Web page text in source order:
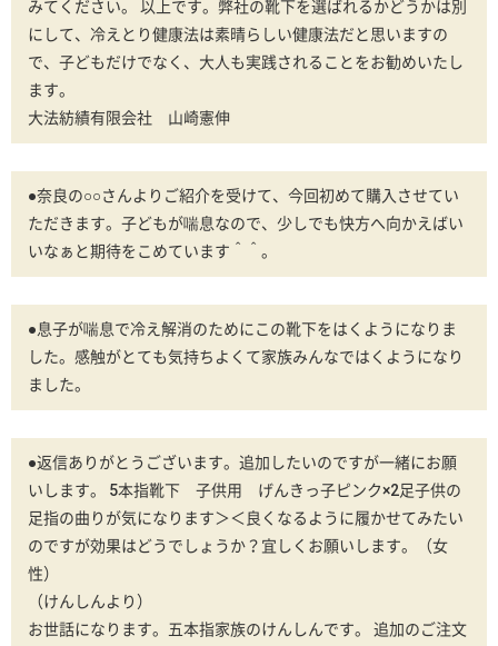
みてください。 以上です。弊社の靴下を選ばれるかどうかは別
にして、冷えとり健康法は素晴らしい健康法だと思いますの
で、子どもだけでなく、大人も実践されることをお勧めいたし
ます。
大法紡績有限会社 山崎憲伸
●奈良の○○さんよりご紹介を受けて、今回初めて購入させてい
ただきます。子どもが喘息なので、少しでも快方へ向かえばい
いなぁと期待をこめています＾＾。
●息子が喘息で冷え解消のためにこの靴下をはくようになりま
した。感触がとても気持ちよくて家族みんなではくようになり
ました。
●返信ありがとうございます。追加したいのですが一緒にお願
いします。 5本指靴下 子供用 げんきっ子ピンク×2足子供の
足指の曲りが気になります＞＜良くなるように履かせてみたい
のですが効果はどうでしょうか？宜しくお願いします。（女
性）
（けんしんより）
お世話になります。五本指家族のけんしんです。 追加のご注文